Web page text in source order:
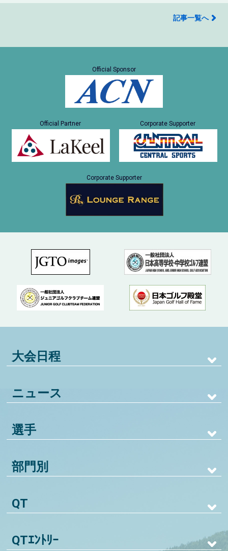
記事一覧へ
Official Sponsor
Official Partner Corporate Supporter
Corporate Supporter
大会日程
ニュース
選手
部門別
QT
QTｴﾝﾄﾘｰ